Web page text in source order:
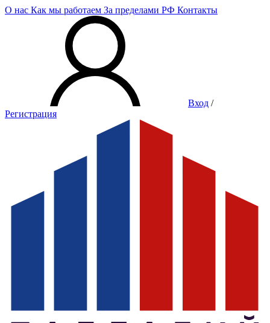
О нас Как мы работаем За пределами РФ Контакты
Вход /
Регистрация